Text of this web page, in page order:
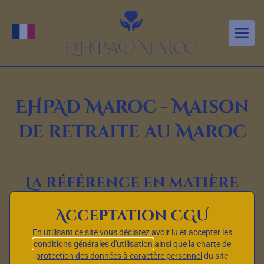
Changer de langue
EHPAD Maroc - Maison
de retraite au Maroc
La référence en matière
d’Établissements
d’Hébergement pour
Personnes Âgées
Acceptation CGU
En utilisant ce site vous déclarez avoir lu et accepter les
conditions générales d'utilisation ainsi que la charte de
protection des données à caractère personneldu site